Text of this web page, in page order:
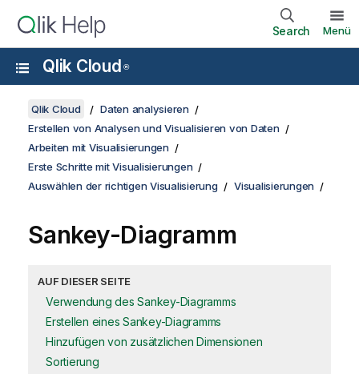
Search Menü
Qlik Cloud ®
Qlik Cloud
Daten analysieren
Erstellen von Analysen und Visualisieren von Daten
Arbeiten mit Visualisierungen
Erste Schritte mit Visualisierungen
Auswählen der richtigen Visualisierung
Visualisierungen
Sankey-Diagramm
AUF DIESER SEITE
Verwendung des Sankey-Diagramms
Erstellen eines Sankey-Diagramms
Hinzufügen von zusätzlichen Dimensionen
Sortierung